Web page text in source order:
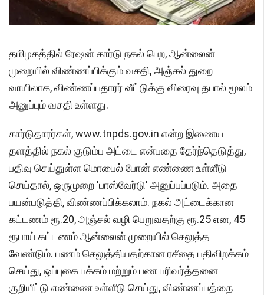
தமிழகத்தில் ரேஷன் கார்டு நகல் பெற, ஆன்லைன்
முறையில் விண்ணப்பிக்கும் வசதி, அஞ்சல் துறை
வாயிலாக, விண்ணப்பதாரர் வீட்டுக்கு விரைவு தபால் மூலம்
அனுப்பும் வசதி உள்ளது.
கார்டுதாரர்கள், www.tnpds.gov.in என்ற இணைய
தளத்தில் நகல் குடும்ப அட்டை என்பதை தேர்ந்தெடுத்து,
பதிவு செய்துள்ள மொபைல் போன் எண்ணை உள்ளீடு
செய்தால், ஒருமுறை 'பாஸ்வேர்டு' அனுப்பப்படும். அதை
பயன்படுத்தி, விண்ணப்பிக்கலாம். நகல் அட்டைக்கான
கட்டணம் ரூ.20, அஞ்சல் வழி பெறுவதற்கு ரூ.25 என, 45
ரூபாய் கட்டணம் ஆன்லைன் முறையில் செலுத்த
வேண்டும். பணம் செலுத்தியதற்கான ரசீதை பதிவிறக்கம்
செய்து, ஒப்புகை பக்கம் மற்றும் பண பரிவர்த்தனை
குறியீட்டு எண்ணை உள்ளீடு செய்து, விண்ணப்பத்தை